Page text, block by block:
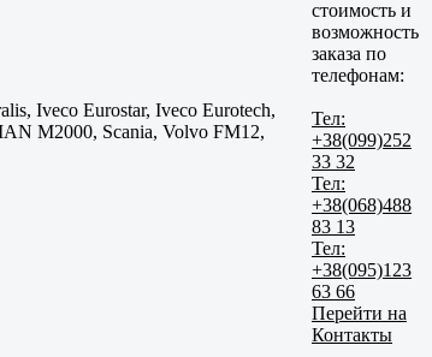
Iveco Eurostar, Iveco Eurotech,
M2000, Scania, Volvo FM12,
стоимость и
возможность
заказа по
телефонам:
Тел:
+38(099)252
33 32
Тел:
+38(068)488
83 13
Тел:
+38(095)123
63 66
Перейти на
Контакты